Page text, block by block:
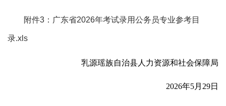
附件3：广东省2026年考试录用公务员专业参考目
录.xls
乳源瑶族自治县人力资源和社会保障局
2026年5月29日